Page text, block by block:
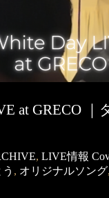
at GRECO
,LIVE情報
, オリジナルソング